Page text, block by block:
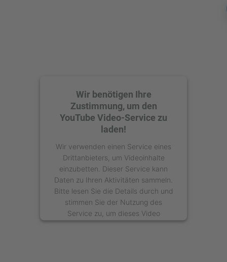
Wir benötigen Ihre
Zustimmung, um den
YouTube Video-Service zu
laden!
Wir verwenden einen Service eines
Drittanbieters, um Videoinhalte
einzubetten. Dieser Service kann
Daten zu Ihren Aktivitäten sammeln.
Bitte lesen Sie die Details durch und
stimmen Sie der Nutzung des
Service zu, um dieses Video
anzusehen.